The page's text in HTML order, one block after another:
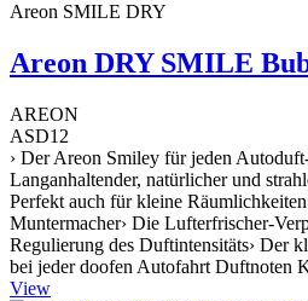
Areon SMILE DRY
Areon DRY SMILE
AREON
ASD12
› Der Areon Smiley für jeden
Langanhaltender, natürlicher und
Perfekt auch für kleine
Muntermacher› Die Lufterfrischer-
Regulierung des Duftintensitäts› Der
bei jeder doofen Autofahrt Duftnoten
View